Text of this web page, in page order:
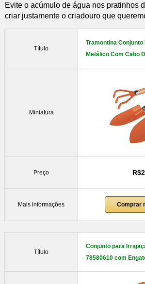
Evite o acúmulo de água nos pratinhos
criar justamente o criadouro que
Título
Tramontina
Metálico Com Cabo
Miniatura
Preço
Mais informações Comprar
Título
Conjunto para
78580610 com